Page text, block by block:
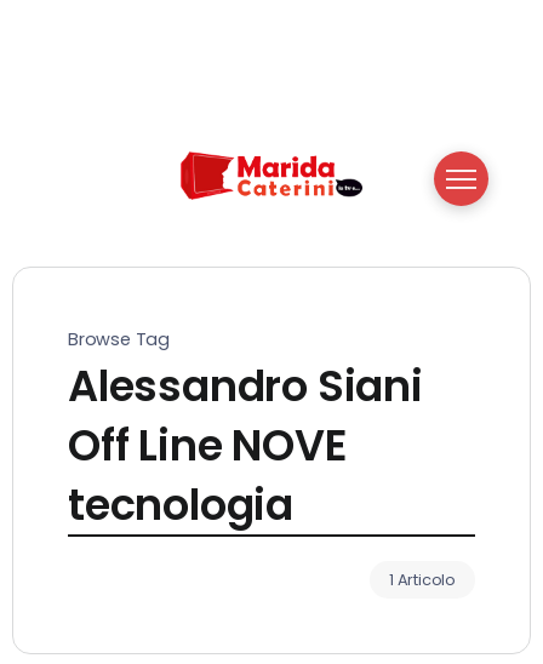
Browse Tag
Alessandro Siani
Off Line NOVE
tecnologia
1 Articolo